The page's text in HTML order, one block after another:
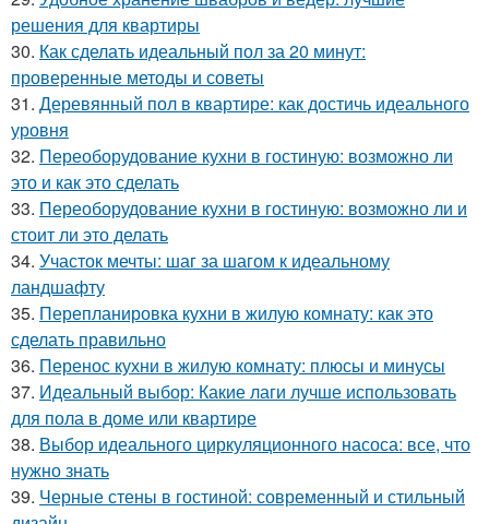
решения для квартиры
30. Как сделать идеальный пол за 20 минут:
проверенные методы и советы
31. Деревянный пол в квартире: как достичь идеального
уровня
32. Переоборудование кухни в гостиную: возможно ли
это и как это сделать
33. Переоборудование кухни в гостиную: возможно ли и
стоит ли это делать
34. Участок мечты: шаг за шагом к идеальному
ландшафту
35. Перепланировка кухни в жилую комнату: как это
сделать правильно
36. Перенос кухни в жилую комнату: плюсы и минусы
37. Идеальный выбор: Какие лаги лучше использовать
для пола в доме или квартире
38. Выбор идеального циркуляционного насоса: все, что
нужно знать
39. Черные стены в гостиной: современный и стильный